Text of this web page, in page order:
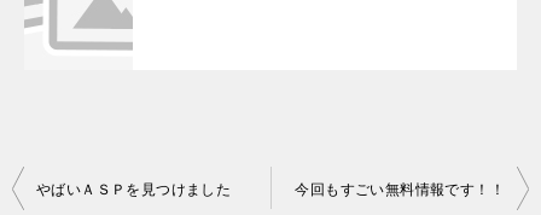
投
やばいＡＳＰを見つけました 今回もすごい無料情報です！！